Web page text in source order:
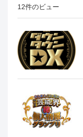
12件のビュー